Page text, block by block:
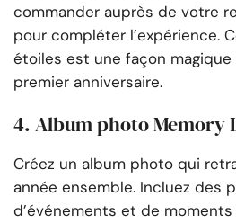
commander auprès de votre
pour compléter l’expérience.
étoiles est une façon
premier anniversaire.
4. Album photo Memory
Créez un album photo qui
année ensemble. Incluez des
d’événements et de moments